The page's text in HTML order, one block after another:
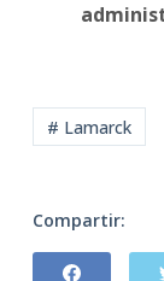
# Lamarck
Compartir: